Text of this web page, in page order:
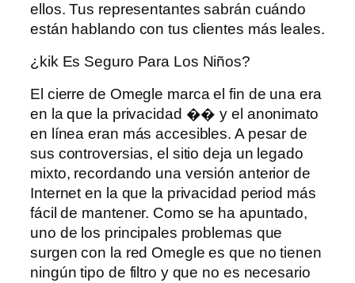
ellos. Tus representantes sabrán cuándo
están hablando con tus clientes más leales.
¿kik Es Seguro Para Los Niños?
El cierre de Omegle marca el fin de una era
en la que la privacidad �� y el anonimato
en línea eran más accesibles. A pesar de
sus controversias, el sitio deja un legado
mixto, recordando una versión anterior de
Internet en la que la privacidad period más
fácil de mantener. Como se ha apuntado,
uno de los principales problemas que
surgen con la red Omegle es que no tienen
ningún tipo de filtro y que no es necesario